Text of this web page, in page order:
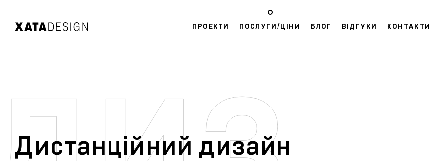
ПРОЕКТИ ПОСЛУГИ/ЦІНИ БЛОГ ВІДГУКИ КОНТАКТИ
Дистанційний дизайн